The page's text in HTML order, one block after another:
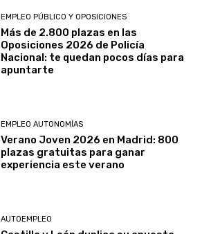
EMPLEO PÚBLICO Y OPOSICIONES
Más de 2.800 plazas en las
Oposiciones 2026 de Policía
Nacional: te quedan pocos días para
apuntarte
EMPLEO AUTONOMÍAS
Verano Joven 2026 en Madrid: 800
plazas gratuitas para ganar
experiencia este verano
AUTOEMPLEO